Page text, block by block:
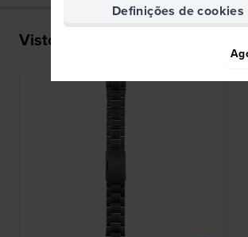
Visto recentemente
Definições de cookies